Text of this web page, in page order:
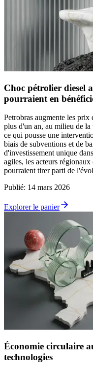
Choc pétrolier diesel
pourraient en
Petrobras augmente les
plus d'un an, au milieu de
ce qui pousse une
biais de subventions et de
d'investissement unique
agiles, les acteurs
pourraient tirer parti de
Publié: 14 mars 2026
Explorer le panier
Économie circulaire
technologies